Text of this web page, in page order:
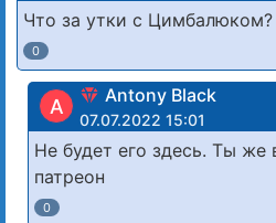
Что за утки с Цимбалюком?
0
A Antony Black
07.07.2022 15:01
Не будет его здесь. Ты же
патреон
0